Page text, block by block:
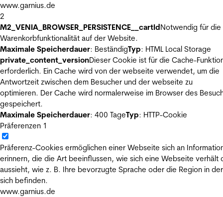
www.garnius.de
2
M2_VENIA_BROWSER_PERSISTENCE__cartIdNotwendig für die
Warenkorbfunktionalität auf der Website.
Maximale Speicherdauer: BeständigTyp: HTML Local Storage
private_content_versionDieser Cookie ist für die Cache-
erforderlich. Ein Cache wird von der webseite verwendet, um die
Antwortzeit zwischen dem Besucher und der webseite zu
optimieren. Der Cache wird normalerweise im Browser des
gespeichert.
Maximale Speicherdauer: 400 TageTyp: HTTP-Cookie
Präferenzen 1
Präferenz-Cookies ermöglichen einer Webseite sich an
erinnern, die die Art beeinflussen, wie sich eine Webseite verhält
aussieht, wie z. B. Ihre bevorzugte Sprache oder die Region in
sich befinden.
www.garnius.de